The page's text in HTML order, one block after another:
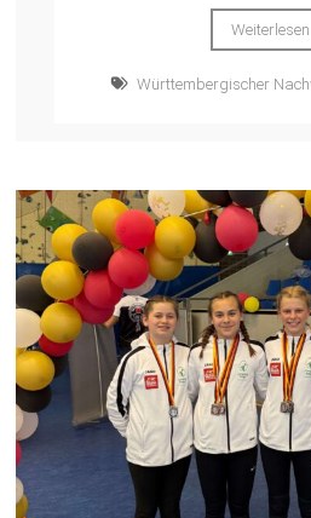
Weiterlesen
Württembergischer